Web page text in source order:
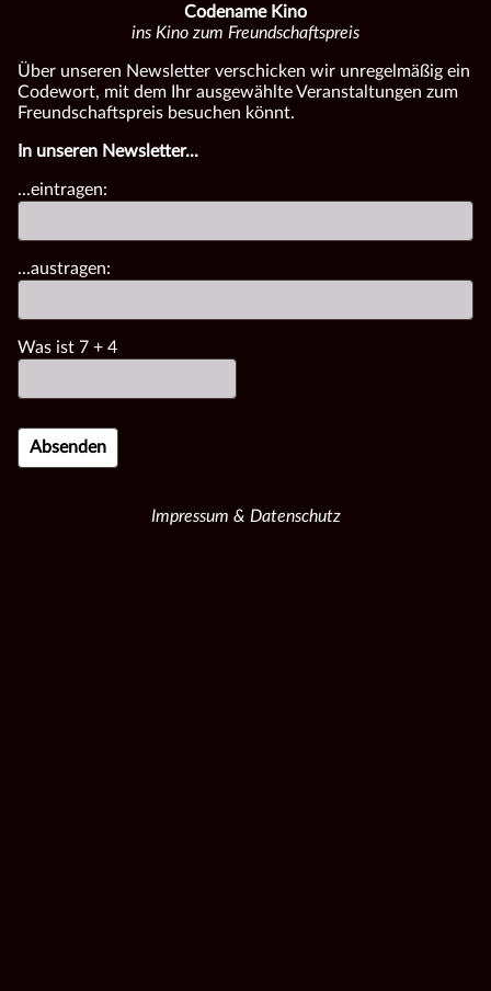
Codename Kino
ins Kino zum Freundschaftspreis
Über unseren Newsletter verschicken wir unregelmäßig ein
Codewort, mit dem Ihr ausgewählte Veranstaltungen zum
Freundschaftspreis besuchen könnt.
In unseren Newsletter...
...eintragen:
...austragen:
Was ist 7 + 4
Impressum & Datenschutz